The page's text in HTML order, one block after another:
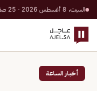
السبت، 8 أغسطس 2026 · 25 صفر 1448 هـ
أخبار الساعة